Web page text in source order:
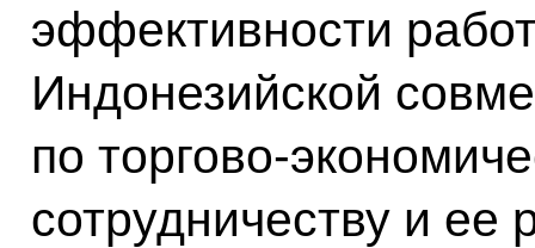
эффективности
Индонезийской
по торгово-
сотрудничеству и ее